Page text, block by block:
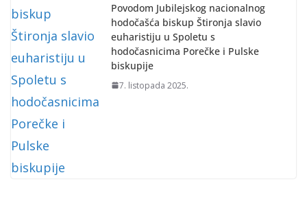
Povodom Jubilejskog nacionalnog
hodočašća biskup Štironja slavio
euharistiju u Spoletu s
hodočasnicima Porečke i Pulske
biskupije
7. listopada 2025.